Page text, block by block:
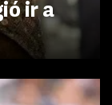
ir a